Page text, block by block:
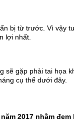
bị từ trước. Vì vậy
lợi nhất.
gặp phải tai
cụ thể dưới đây.
2017 nhằm